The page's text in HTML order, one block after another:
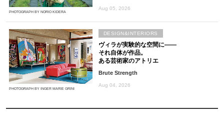
PHOTOGRAPH BY NORIO KIDERA
Aug 05, 2026
PHOTOGRAPH BY INGER MARIE GRINI
ヴィラが実験的な空間に――
それ自体が作品。
ある芸術家のアトリエ
Brute Strength
Aug 04, 2026
DESIGN&INTERIORS